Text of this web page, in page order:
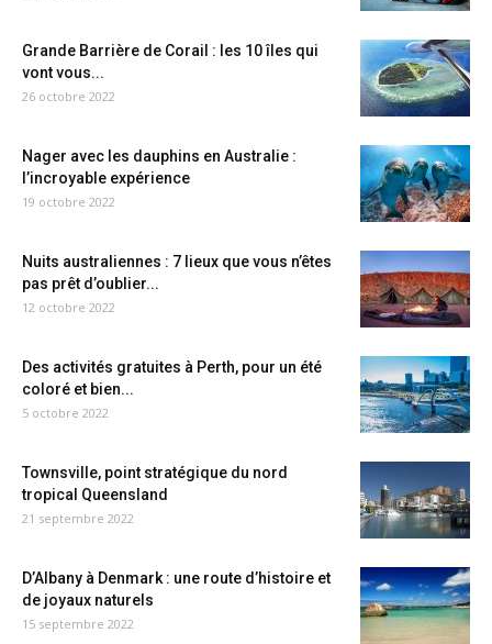
Grande Barrière de Corail : les 10 îles qui
vont vous...
26 octobre 2022
Nager avec les dauphins en Australie :
l’incroyable expérience
19 octobre 2022
Nuits australiennes : 7 lieux que vous n’êtes
pas prêt d’oublier...
12 octobre 2022
Des activités gratuites à Perth, pour un été
coloré et bien...
5 octobre 2022
Townsville, point stratégique du nord
tropical Queensland
21 septembre 2022
D’Albany à Denmark : une route d’histoire et
de joyaux naturels
15 septembre 2022